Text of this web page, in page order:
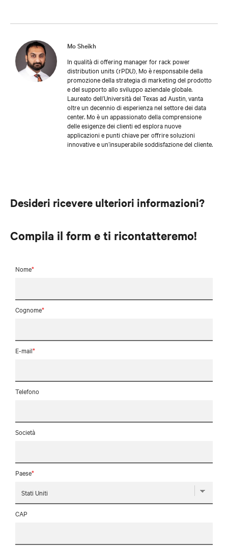
Mo Sheikh
In qualità di offering manager for rack power
distribution units (rPDU), Mo è responsabile della
promozione della strategia di marketing del prodotto
e del supporto allo sviluppo aziendale globale.
Laureato dell’Università del Texas ad Austin, vanta
oltre un decennio di esperienza nel settore dei data
center. Mo è un appassionato della comprensione
delle esigenze dei clienti ed esplora nuove
applicazioni e punti chiave per offrire soluzioni
innovative e un’insuperabile soddisfazione del cliente.
Desideri ricevere ulteriori informazioni?
Compila il form e ti ricontatteremo!
Nome*
Cognome*
E-mail*
Telefono
Società
Paese*
CAP